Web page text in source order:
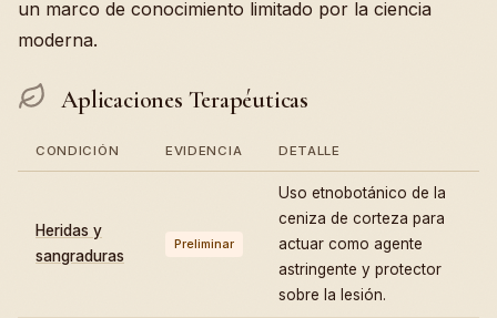
un marco de conocimiento limitado por la ciencia
moderna.
Aplicaciones Terapéuticas
CONDICIÓN EVIDENCIA DETALLE
Heridas y
sangraduras
Preliminar
Uso etnobotánico de la
ceniza de corteza para
actuar como agente
astringente y protector
sobre la lesión.